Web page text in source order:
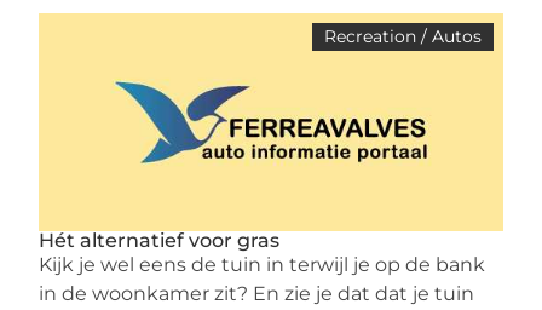
Recreation / Autos
Hét alternatief voor gras
Kijk je wel eens de tuin in terwijl je op de bank
in de woonkamer zit? En zie je dat dat je tuin